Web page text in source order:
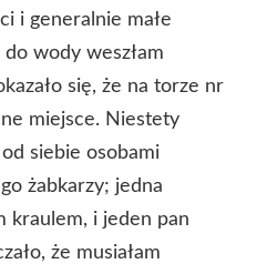
i generalnie małe
do wody weszłam
się, że na torze nr
miejsce. Niestety
od siebie osobami
żabkarzy; jedna
kraulem, i jeden pan
że musiałam